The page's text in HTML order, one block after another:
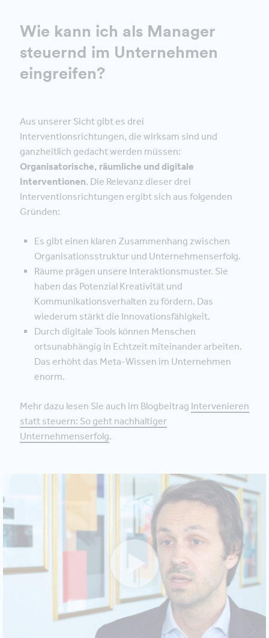
Wie kann ich als Manager
steuernd im Unternehmen
eingreifen?
Aus unserer Sicht gibt es drei
Interventionsrichtungen, die wirksam sind und
ganzheitlich gedacht werden müssen:
Organisatorische, räumliche und digitale
Interventionen. Die Relevanz dieser drei
Interventionsrichtungen ergibt sich aus folgenden
Gründen:
Es gibt einen klaren Zusammenhang zwischen
Organisationsstruktur und Unternehmenserfolg.
Räume prägen unsere Interaktionsmuster. Sie
haben das Potenzial Kreativität und
Kommunikationsverhalten zu fördern. Das
wiederum stärkt die Innovationsfähigkeit.
Durch digitale Tools können Menschen
ortsunabhängig in Echtzeit miteinander arbeiten.
Das erhöht das Meta-Wissen im Unternehmen
enorm.
Mehr dazu lesen Sie auch im Blogbeitrag Intervenieren
statt steuern: So geht nachhaltiger
Unternehmenserfolg.